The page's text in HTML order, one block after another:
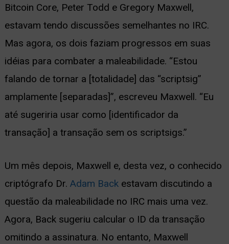
Bitcoin Core, Peter Todd e Gregory Maxwell,
estavam tendo discussões semelhantes no IRC.
Mas agora, os dois faziam progressos em suas
idéias para combater a maleabilidade. “Estou
falando de tornar a [totalidade] das “scriptsig”
amplamente [separadas]”, escreveu Maxwell. “Eu
até sugeriria usar como [identificador da
transação] a transação sem os scriptsigs.”
Um mês depois, Maxwell e, desta vez, o conhecido
criptógrafo Dr. Adam Backestavam discutindo a
questão da maleabilidade no IRC mais uma vez.
Agora, Back sugeriu calcular o ID da transação
omitindo a assinatura. No entanto, Maxwell